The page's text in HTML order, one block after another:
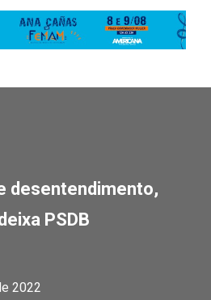
desentendimento,
PSDB
2022